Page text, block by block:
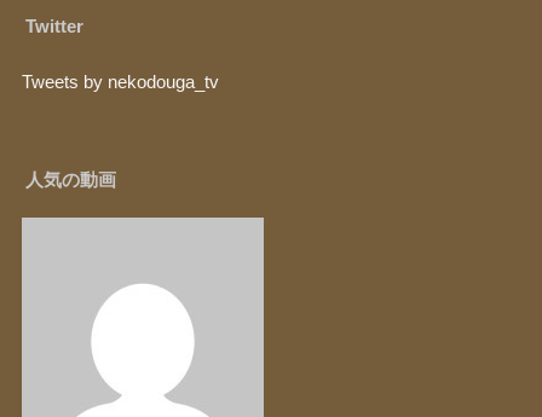
Twitter
Tweets by nekodouga_tv
人気の動画